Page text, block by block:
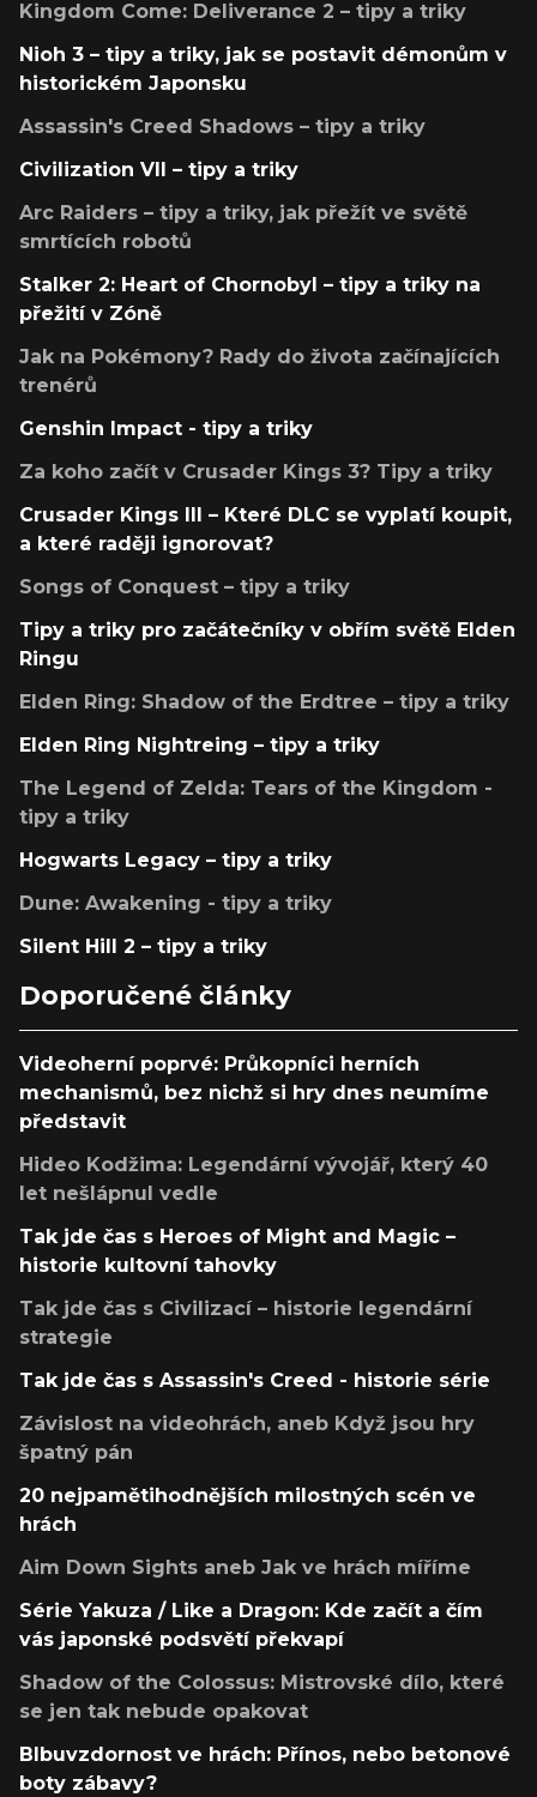
Kingdom Come: Deliverance 2 – tipy a triky
Nioh 3 – tipy a triky, jak se postavit démonům v
historickém Japonsku
Assassin's Creed Shadows – tipy a triky
Civilization VII – tipy a triky
Arc Raiders – tipy a triky, jak přežít ve světě
smrtících robotů
Stalker 2: Heart of Chornobyl – tipy a triky na
přežití v Zóně
Jak na Pokémony? Rady do života začínajících
trenérů
Genshin Impact - tipy a triky
Za koho začít v Crusader Kings 3? Tipy a triky
Crusader Kings III – Které DLC se vyplatí koupit,
a které raději ignorovat?
Songs of Conquest – tipy a triky
Tipy a triky pro začátečníky v obřím světě Elden
Ringu
Elden Ring: Shadow of the Erdtree – tipy a triky
Elden Ring Nightreing – tipy a triky
The Legend of Zelda: Tears of the Kingdom -
tipy a triky
Hogwarts Legacy – tipy a triky
Dune: Awakening - tipy a triky
Silent Hill 2 – tipy a triky
Doporučené články
Videoherní poprvé: Průkopníci herních
mechanismů, bez nichž si hry dnes neumíme
představit
Hideo Kodžima: Legendární vývojář, který 40
let nešlápnul vedle
Tak jde čas s Heroes of Might and Magic –
historie kultovní tahovky
Tak jde čas s Civilizací – historie legendární
strategie
Tak jde čas s Assassin's Creed - historie série
Závislost na videohrách, aneb Když jsou hry
špatný pán
20 nejpamětihodnějších milostných scén ve
hrách
Aim Down Sights aneb Jak ve hrách míříme
Série Yakuza / Like a Dragon: Kde začít a čím
vás japonské podsvětí překvapí
Shadow of the Colossus: Mistrovské dílo, které
se jen tak nebude opakovat
Blbuvzdornost ve hrách: Přínos, nebo betonové
boty zábavy?